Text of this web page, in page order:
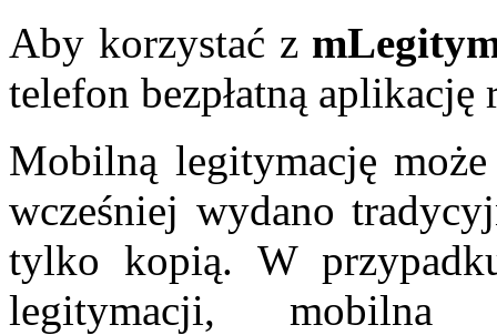
Aby korzystać z
telefon bezpłatną
Mobilną legitymację
wcześniej wydano
tylko kopią. W
legitymacji, mobilna